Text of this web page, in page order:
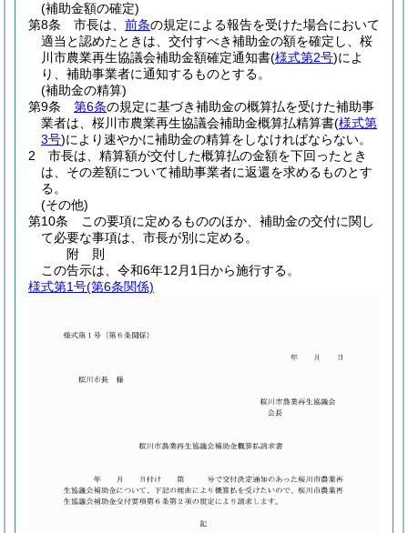
(補助金額の確定)
第8条
市長は、 前条の規定による報告を受けた場合において
適当と認めたときは、交付すべき補助金の額を確定し、桜
川市農業再生協議会補助金額確定通知書(様式第2号)によ
り、補助事業者に通知するものとする。
(補助金の精算)
第9条
第6条の規定に基づき補助金の概算払を受けた補助事
業者は、桜川市農業再生協議会補助金概算払精算書(様式第
3号)により速やかに補助金の精算をしなければならない。
2
市長は、精算額が交付した概算払の金額を下回ったとき
は、その差額について補助事業者に返還を求めるものとす
る。
(その他)
第10条
この要項に定めるもののほか、補助金の交付に関し
て必要な事項は、市長が別に定める。
附 則
この告示は、令和6年12月1日から施行する。
様式第1号(第6条関係)